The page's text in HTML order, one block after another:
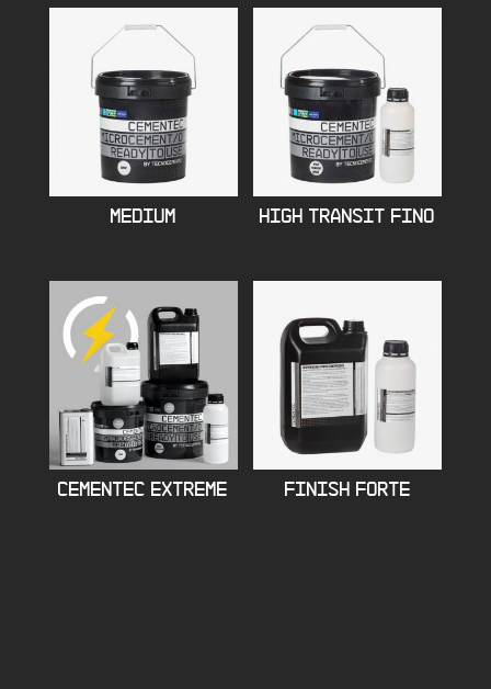
MEDIUM HIGH TRANSIT FINO
CEMENTEC EXTREME FINISH FORTE